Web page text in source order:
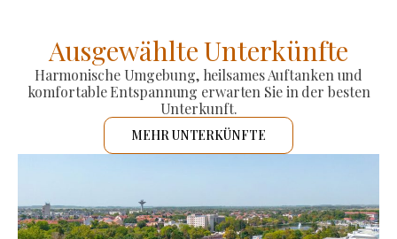
Ausgewählte Unterkünfte
Harmonische Umgebung, heilsames Auftanken und
komfortable Entspannung erwarten Sie in der besten
Unterkunft.
MEHR UNTERKÜNFTE